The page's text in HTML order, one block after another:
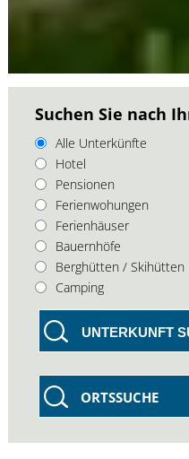
Suchen Sie nach
Alle Unterkünfte
Hotel
Pensionen
Ferienwohungen
Ferienhäuser
Bauernhöfe
Berghütten / Skihütten
Camping
UNTERKUNFT
ORTSSUCHE